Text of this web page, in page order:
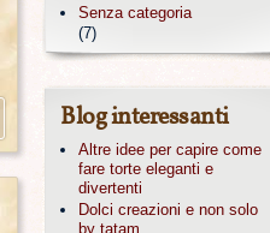
Senza categoria
(7)
Blog interessanti
Altre idee per capire come
fare torte eleganti e
divertenti
Dolci creazioni e non solo
by tatam